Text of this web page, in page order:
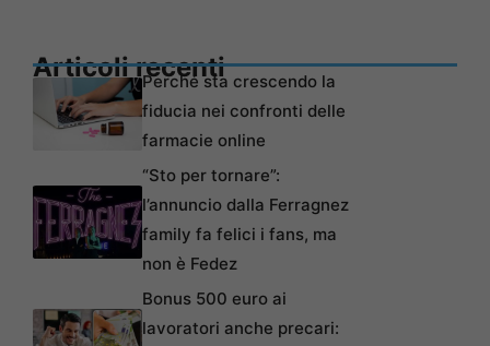
Articoli recentiPerché sta crescendo la
fiducia nei confronti delle
farmacie online
“Sto per tornare”:
l’annuncio dalla Ferragnez
family fa felici i fans, ma
non è Fedez
Bonus 500 euro ai
lavoratori anche precari: